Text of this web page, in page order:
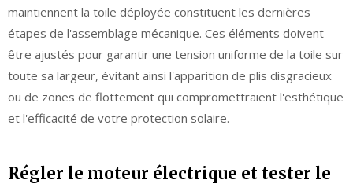
maintiennent la toile déployée constituent les dernières
étapes de l'assemblage mécanique. Ces éléments doivent
être ajustés pour garantir une tension uniforme de la toile sur
toute sa largeur, évitant ainsi l'apparition de plis disgracieux
ou de zones de flottement qui compromettraient l'esthétique
et l'efficacité de votre protection solaire.
Régler le moteur électrique et tester le